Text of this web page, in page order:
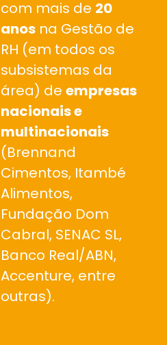
com mais de 20
anos na Gestão de
RH (em todos os
subsistemas da
área) deempresas
nacionais e
multinacionais
(Brennand
Cimentos, Itambé
Alimentos,
Fundação Dom
Cabral, SENAC SL,
Banco Real/ABN,
Accenture, entre
outras).